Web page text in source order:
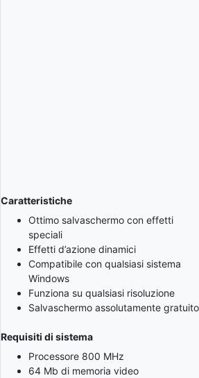
Caratteristiche
Ottimo salvaschermo con effetti
speciali
Effetti d’azione dinamici
Compatibile con qualsiasi sistema
Windows
Funziona su qualsiasi risoluzione
Salvaschermo assolutamente
Requisiti di sistema
Processore 800 MHz
64 Mb di memoria video